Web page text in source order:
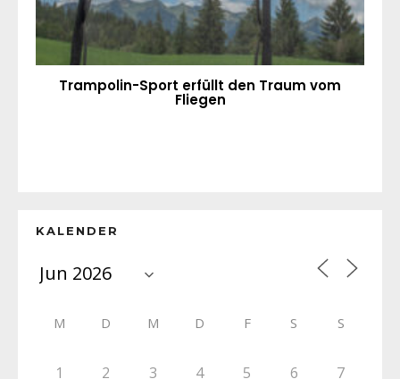
Trampolin-Sport erfüllt den Traum vom
Fliegen
KALENDER
M D M D F S S
1 2 3 4 5 6 7